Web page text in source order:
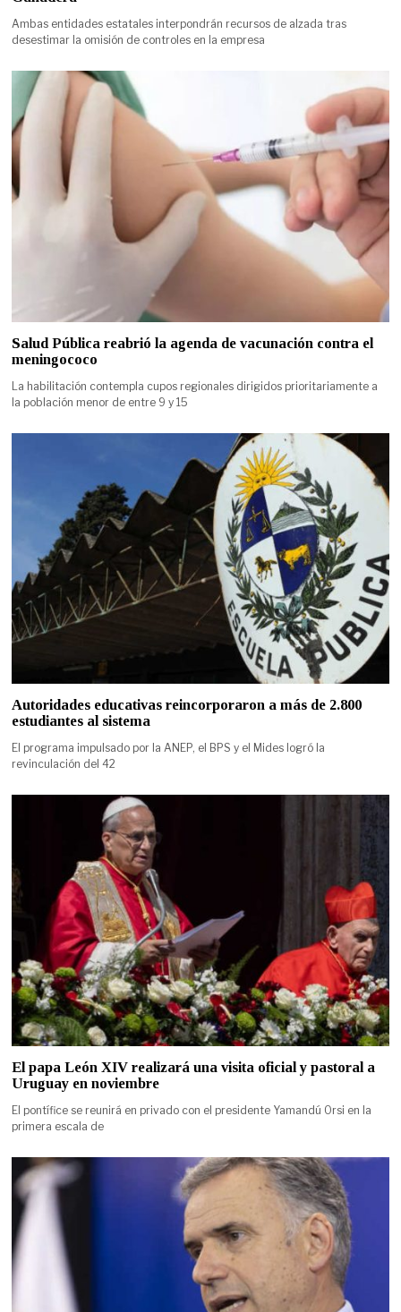
Ambas entidades estatales interpondrán recursos de alzada tras
desestimar la omisión de controles en la empresa
Salud Pública reabrió la agenda de vacunación contra el
meningococo
La habilitación contempla cupos regionales dirigidos prioritariamente a
la población menor de entre 9 y 15
Autoridades educativas reincorporaron a más de 2.800
estudiantes al sistema
El programa impulsado por la ANEP, el BPS y el Mides logró la
revinculación del 42
El papa León XIV realizará una visita oficial y pastoral a
Uruguay en noviembre
El pontífice se reunirá en privado con el presidente Yamandú Orsi en la
primera escala de